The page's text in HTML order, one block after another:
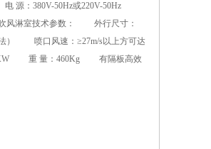
源：380V-50Hz或220V-50Hz
风淋室技术参数： 外行尺寸：
法） 喷口风速：≥27m/s以上方可达
重 量：460Kg 有隔板高效